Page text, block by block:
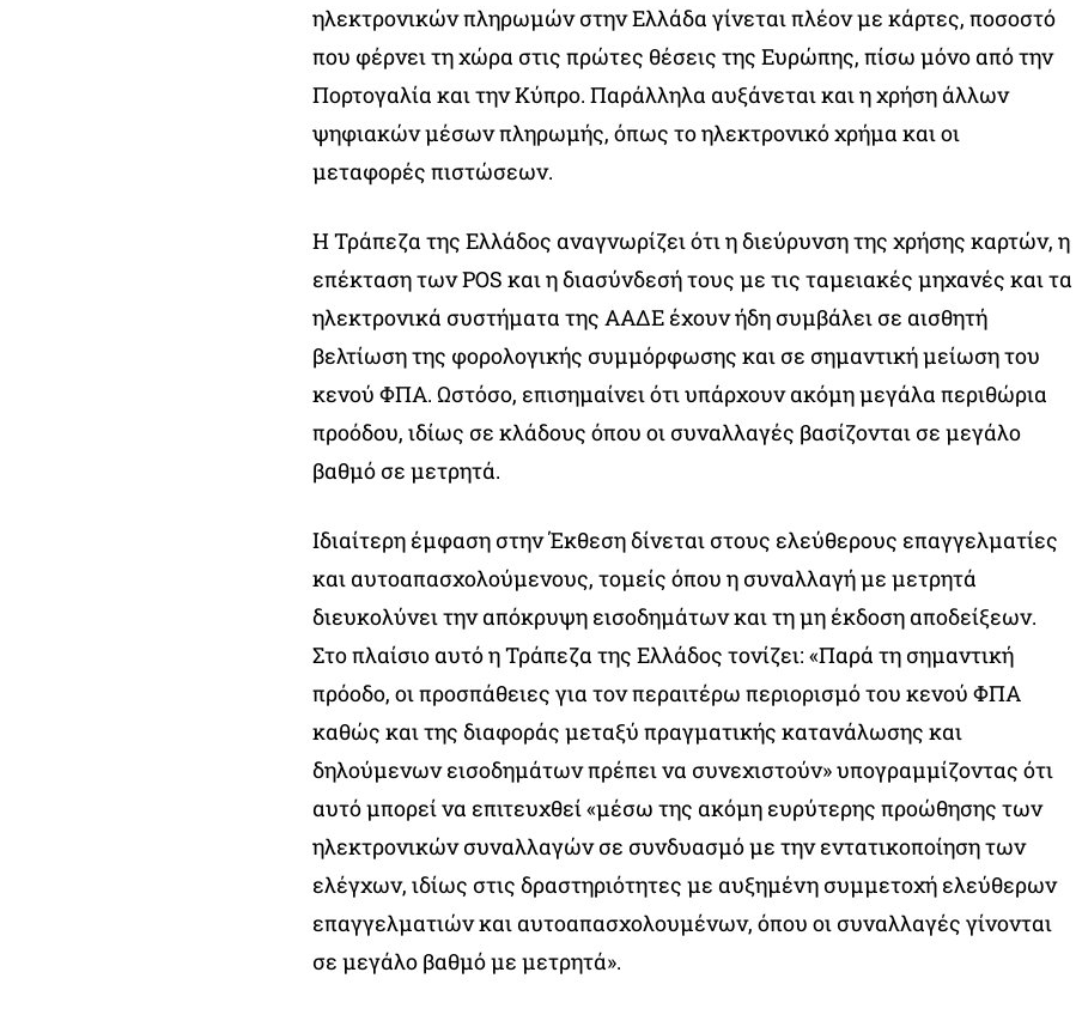
ηλεκτρονικών πληρωμών στην Ελλάδα γίνεται πλέον με κάρτες, ποσοστό
που φέρνει τη χώρα στις πρώτες θέσεις της Ευρώπης, πίσω μόνο από την
Πορτογαλία και την Κύπρο. Παράλληλα αυξάνεται και η χρήση άλλων
ψηφιακών μέσων πληρωμής, όπως το ηλεκτρονικό χρήμα και οι
μεταφορές πιστώσεων.
Η Τράπεζα της Ελλάδος αναγνωρίζει ότι η διεύρυνση της χρήσης καρτών, η
επέκταση των POS και η διασύνδεσή τους με τις ταμειακές μηχανές και τα
ηλεκτρονικά συστήματα της ΑΑΔΕ έχουν ήδη συμβάλει σε αισθητή
βελτίωση της φορολογικής συμμόρφωσης και σε σημαντική μείωση του
κενού ΦΠΑ. Ωστόσο, επισημαίνει ότι υπάρχουν ακόμη μεγάλα περιθώρια
προόδου, ιδίως σε κλάδους όπου οι συναλλαγές βασίζονται σε μεγάλο
βαθμό σε μετρητά.
Ιδιαίτερη έμφαση στην Έκθεση δίνεται στους ελεύθερους επαγγελματίες
και αυτοαπασχολούμενους, τομείς όπου η συναλλαγή με μετρητά
διευκολύνει την απόκρυψη εισοδημάτων και τη μη έκδοση αποδείξεων.
Στο πλαίσιο αυτό η Τράπεζα της Ελλάδος τονίζει: «Παρά τη σημαντική
πρόοδο, οι προσπάθειες για τον περαιτέρω περιορισμό του κενού ΦΠΑ
καθώς και της διαφοράς μεταξύ πραγματικής κατανάλωσης και
δηλούμενων εισοδημάτων πρέπει να συνεχιστούν» υπογραμμίζοντας ότι
αυτό μπορεί να επιτευχθεί «μέσω της ακόμη ευρύτερης προώθησης των
ηλεκτρονικών συναλλαγών σε συνδυασμό με την εντατικοποίηση των
ελέγχων, ιδίως στις δραστηριότητες με αυξημένη συμμετοχή ελεύθερων
επαγγελματιών και αυτοαπασχολουμένων, όπου οι συναλλαγές γίνονται
σε μεγάλο βαθμό με μετρητά».